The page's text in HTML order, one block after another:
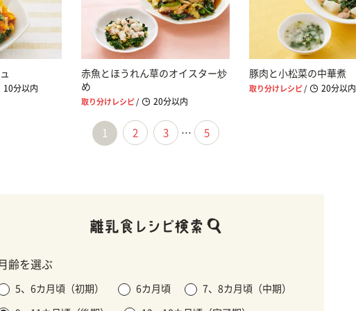
10分以内
赤魚とほうれん草のオイスター炒
め
取り分けレシピ / 20分以内
豚肉と小松菜の中華煮
取り分けレシピ / 20分以内
1 2 3 … 5
齢を選ぶ
5、6カ月頃（初期） 6カ月頃 7、8カ月頃（中期）